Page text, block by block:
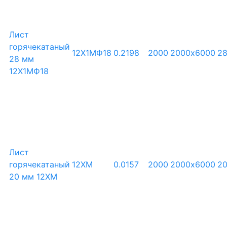
Лист
горячекатаный
28 мм
12Х1МФ18
12Х1МФ18 0.2198 2000 2000х6000 28
Лист
горячекатаный
20 мм 12ХМ
12ХМ 0.0157 2000 2000х6000 20